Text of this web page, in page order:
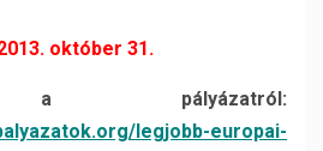
október 31.
a pályázatról:
legjobb-europai-